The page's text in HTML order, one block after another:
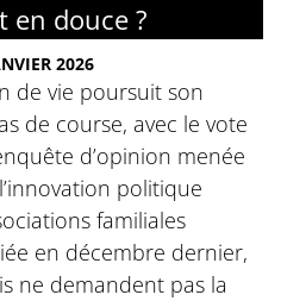
en douce ?
2026
de vie poursuit son
de course, avec le vote
d’opinion menée
politique
familiales
en décembre dernier,
ne demandent pas la